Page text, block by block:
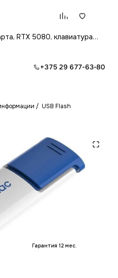
+375 29 677-63-80
USB Flash
Гарантия 12 мес.